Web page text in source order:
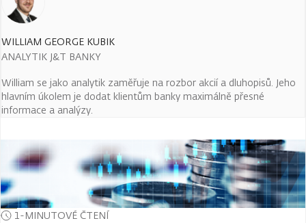
WILLIAM GEORGE KUBIK
ANALYTIK J&T BANKY
William se jako analytik zaměřuje na rozbor akcií a dluhopisů. Jeho
hlavním úkolem je dodat klientům banky maximálně přesné
informace a analýzy.
1-MINUTOVÉ ČTENÍ